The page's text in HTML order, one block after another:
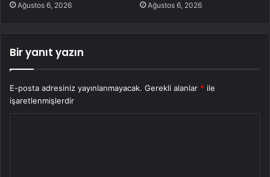
Ağustos 6, 2026 Ağustos 6, 2026
Bir yanıt yazın
E-posta adresiniz yayınlanmayacak. Gerekli alanlar * ile
işaretlenmişlerdir